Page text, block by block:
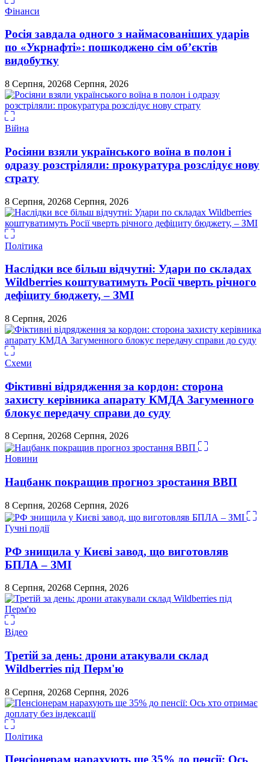
Фінанси
Росія завдала одного з наймасованіших ударів
по «Укрнафті»: пошкоджено сім об’єктів
видобутку
8 Серпня, 20268 Серпня, 2026
Війна
Росіяни взяли українського воїна в полон і
одразу розстріляли: прокуратура розслідує нову
страту
8 Серпня, 20268 Серпня, 2026
Політика
Наслідки все більш відчутні: Удари по складах
Wildberries коштуватимуть Росії чверть річного
дефіциту бюджету, – ЗМІ
8 Серпня, 2026
Схеми
Фіктивні відрядження за кордон: сторона
захисту керівника апарату КМДА Загуменного
блокує передачу справи до суду
8 Серпня, 20268 Серпня, 2026
Новини
Нацбанк покращив прогноз зростання ВВП
8 Серпня, 20268 Серпня, 2026
Гучні події
РФ знищила у Києві завод, що виготовляв
БПЛА – ЗМІ
8 Серпня, 20268 Серпня, 2026
Відео
Третій за день: дрони атакували склад
Wildberries під Перм'ю
8 Серпня, 20268 Серпня, 2026
Політика